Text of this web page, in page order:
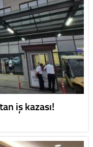
iş kazası!